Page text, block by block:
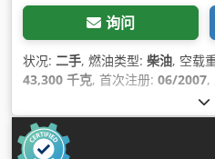
询问
状况: 二手, 燃油类型: 柴油, 空载
43,300 千克, 首次注册: 06/2007,